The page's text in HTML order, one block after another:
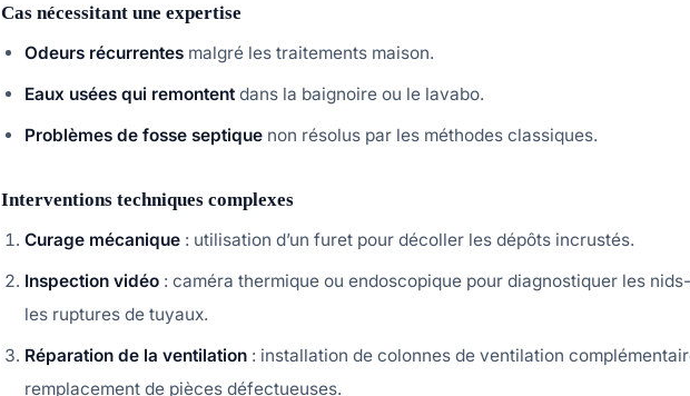
Cas nécessitant une expertise
Odeurs récurrentes malgré les traitements maison.
Eaux usées qui remontent dans la baignoire ou le lavabo.
Problèmes de fosse septique non résolus par les méthodes classiques.
Interventions techniques complexes
Curage mécanique : utilisation d’un furet pour décoller les dépôts incrustés.
Inspection vidéo : caméra thermique ou endoscopique pour diagnostiquer les
les ruptures de tuyaux.
Réparation de la ventilation : installation de colonnes de ventilation
remplacement de pièces défectueuses.